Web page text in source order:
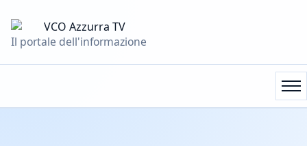
Il portale dell'informazione